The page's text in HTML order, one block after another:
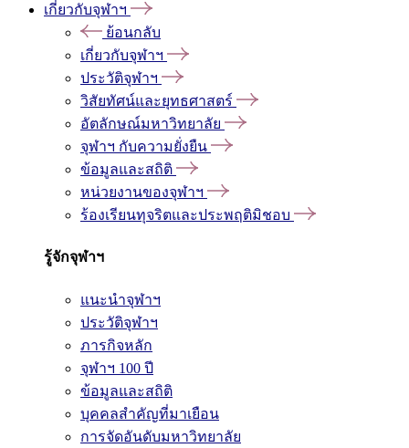
เกี่ยวกับจุฬาฯ
ย้อนกลับ
เกี่ยวกับจุฬาฯ
ประวัติจุฬาฯ
วิสัยทัศน์และยุทธศาสตร์
อัตลักษณ์มหาวิทยาลัย
จุฬาฯ กับความยั่งยืน
ข้อมูลและสถิติ
หน่วยงานของจุฬาฯ
ร้องเรียนทุจริตและประพฤติมิชอบ
รู้จักจุฬาฯ
แนะนำจุฬาฯ
ประวัติจุฬาฯ
ภารกิจหลัก
จุฬาฯ 100 ปี
ข้อมูลและสถิติ
บุคคลสำคัญที่มาเยือน
การจัดอันดับมหาวิทยาลัย